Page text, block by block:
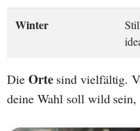
Winter
Die Ortesind vielfältig.
deine Wahl soll wild sein,